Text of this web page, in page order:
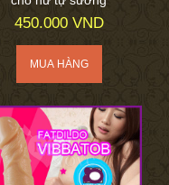
450.000 VND